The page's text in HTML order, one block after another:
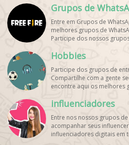
Grupos de
Entre em Grupos de
melhores grupos de
Participe dos nossos
Hobbies
Participe dos grupos de
Compartilhe com a gente
encontre aqui os melhores
influenciadores
Entre nos nossos grupos
acompanhar seus
influenciadores digitais em